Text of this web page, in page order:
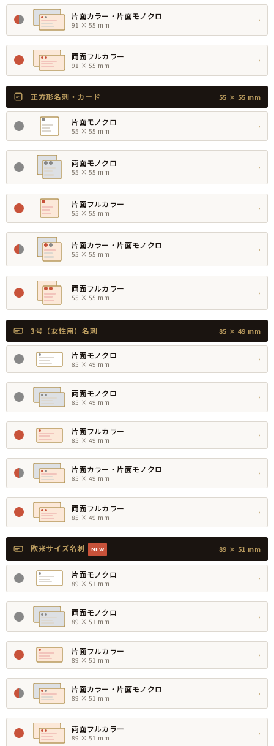
片面カラー・片面モノクロ
91 × 55 mm
›
両面フルカラー
91 × 55 mm
›
正方形名刺・カード 55 × 55 mm
片面モノクロ
55 × 55 mm
›
両面モノクロ
55 × 55 mm
›
片面フルカラー
55 × 55 mm
›
片面カラー・片面モノクロ
55 × 55 mm
›
両面フルカラー
55 × 55 mm
›
3号（女性用）名刺 85 × 49 mm
片面モノクロ
85 × 49 mm
›
両面モノクロ
85 × 49 mm
›
片面フルカラー
85 × 49 mm
›
片面カラー・片面モノクロ
85 × 49 mm
›
両面フルカラー
85 × 49 mm
›
欧米サイズ名刺 NEW 89 × 51 mm
片面モノクロ
89 × 51 mm
›
両面モノクロ
89 × 51 mm
›
片面フルカラー
89 × 51 mm
›
片面カラー・片面モノクロ
89 × 51 mm
›
両面フルカラー
89 × 51 mm
›